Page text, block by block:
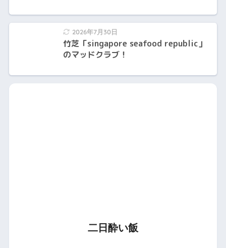
2026年7月30日
竹芝「singapore seafood republic」
のマッドクラブ！
二日酔い飯